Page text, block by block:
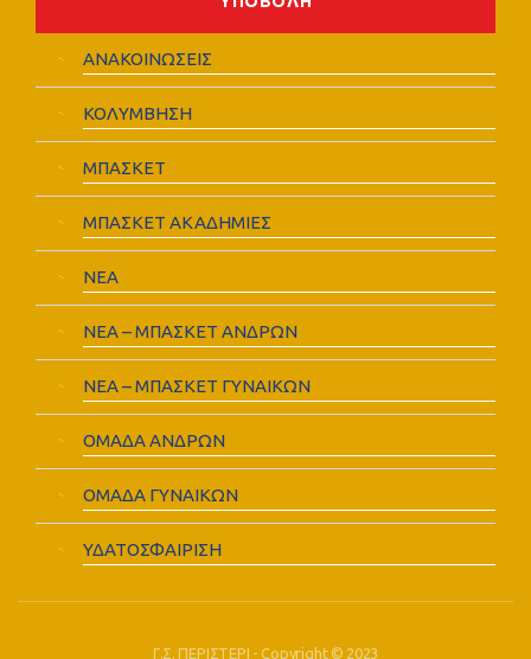
ΑΝΑΚΟΙΝΩΣΕΙΣ
ΚΟΛΥΜΒΗΣΗ
ΜΠΑΣΚΕΤ
ΜΠΑΣΚΕΤ ΑΚΑΔΗΜΙΕΣ
ΝΕΑ
ΝΕΑ – ΜΠΑΣΚΕΤ ΑΝΔΡΩΝ
ΝΕΑ – ΜΠΑΣΚΕΤ ΓΥΝΑΙΚΩΝ
ΟΜΑΔΑ ΑΝΔΡΩΝ
ΟΜΑΔΑ ΓΥΝΑΙΚΩΝ
ΥΔΑΤΟΣΦΑΙΡΙΣΗ
Γ.Σ. ΠΕΡΙΣΤΕΡΙ - Copyright © 2023